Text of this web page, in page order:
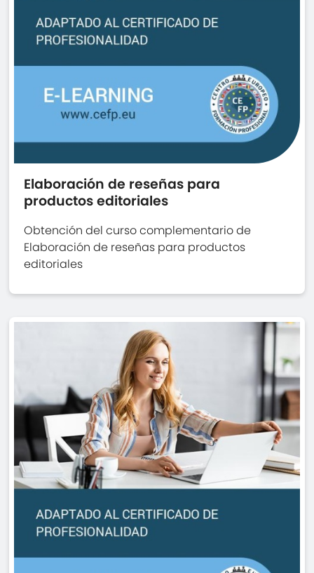
Elaboración de reseñas para
productos editoriales
Obtención del curso complementario de
Elaboración de reseñas para productos
editoriales